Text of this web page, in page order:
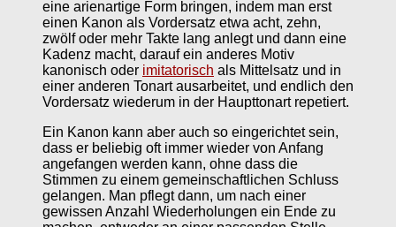
eine arienartige Form bringen, indem man erst
einen Kanon als Vordersatz etwa acht, zehn,
zwölf oder mehr Takte lang anlegt und dann eine
Kadenz macht, darauf ein anderes Motiv
kanonisch oder imitatorisch als Mittelsatz und in
einer anderen Tonart ausarbeitet, und endlich den
Vordersatz wiederum in der Haupttonart repetiert.
Ein Kanon kann aber auch so eingerichtet sein,
dass er beliebig oft immer wieder von Anfang
angefangen werden kann, ohne dass die
Stimmen zu einem gemeinschaftlichen Schluss
gelangen. Man pflegt dann, um nach einer
gewissen Anzahl Wiederholungen ein Ende zu